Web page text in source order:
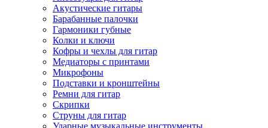
Акустические гитары
Барабанные палочки
Гармоники губные
Колки и ключи
Кофры и чехлы для гитар
Медиаторы с принтами
Микрофоны
Подставки и кронштейны
Ремни для гитар
Скрипки
Струны для гитар
Ударные музыкальные инструменты